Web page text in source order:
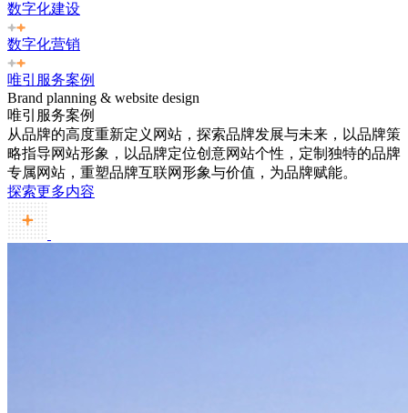
数字化建设
数字化营销
唯引服务案例
Brand planning & website design
唯引服务案例
从品牌的高度重新定义网站，探索品牌发展与未来，以品牌策
略指导网站形象，以品牌定位创意网站个性，定制独特的品牌
专属网站，重塑品牌互联网形象与价值，为品牌赋能。
探索更多内容